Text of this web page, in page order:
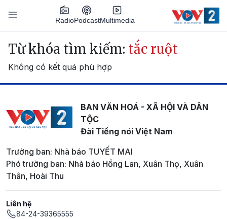
Nhảy đến nội dung
RadioPodcastMultimedia
Main navigation
Từ khóa tìm kiếm: tắc ruột
Không có kết quả phù hợp
BAN VĂN HOÁ - XÃ HỘI VÀ DÂN
TỘC
Đài Tiếng nói Việt Nam
Trưởng ban: Nhà báo TUYẾT MAI
Phó trưởng ban: Nhà báo Hồng Lan, Xuân Thọ, Xuân
Thân, Hoài Thu
Liên hệ
84-24-39365555